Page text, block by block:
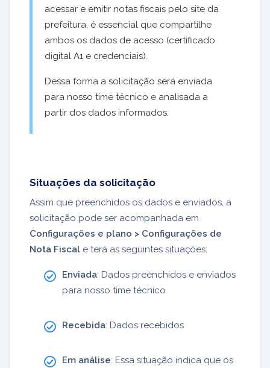
acessar e emitir notas fiscais pelo site da
prefeitura, é essencial que compartilhe
ambos os dados de acesso (certificado
digital A1 e credenciais).
Dessa forma a solicitação será enviada
para nosso time técnico e analisada a
partir dos dados informados.
Situações da solicitação
Assim que preenchidos os dados e enviados, a
solicitação pode ser acompanhada em
Configurações e plano > Configurações de
Nota Fiscal e terá as seguintes situações:
Enviada: Dados preenchidos e enviados
para nosso time técnico
Recebida: Dados recebidos
Em análise: Essa situação indica que os